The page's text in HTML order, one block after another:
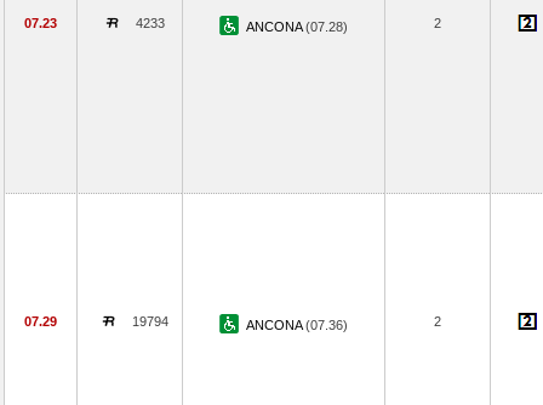
07.23 4233 ANCONA(07.28) 2
07.29 19794 ANCONA(07.36) 2